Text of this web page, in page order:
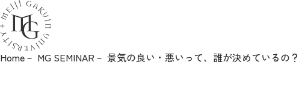
ニュース
Home MG SEMINAR 景気の良い・悪いって、誰が決めているの？